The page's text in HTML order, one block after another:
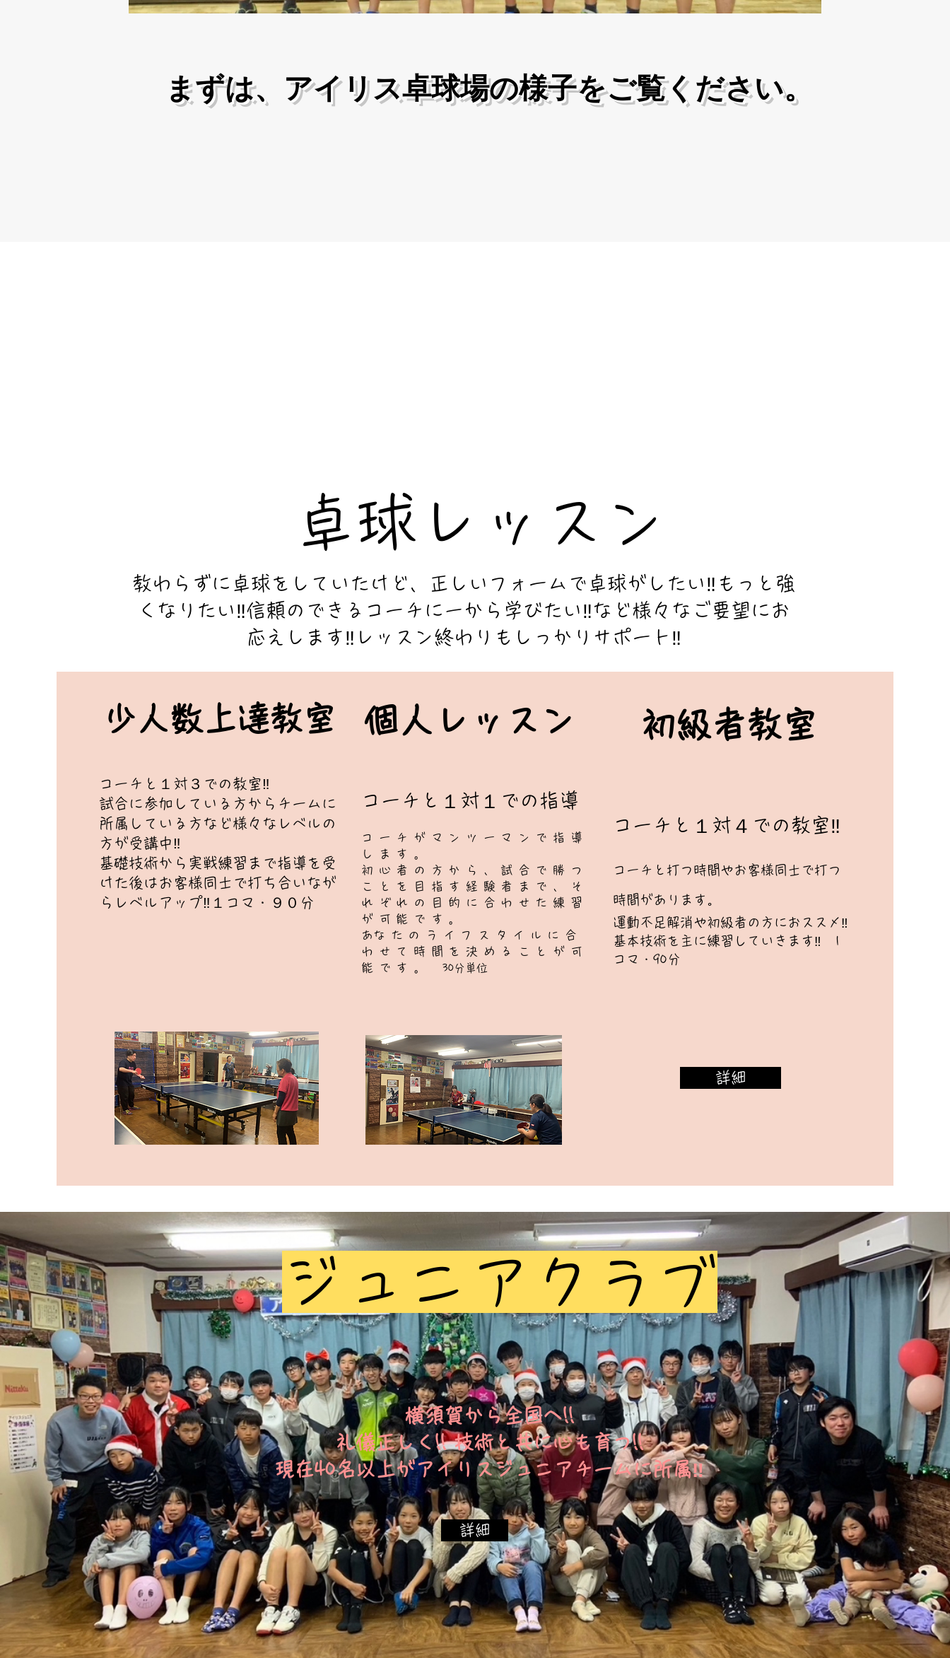
​まずは、アイリス卓球場の様子をご覧ください。
​​卓球レッスン
​教わらずに卓球をしていたけど、正しいフォームで卓球がしたい‼もっと強
くなりたい‼信頼のできるコーチに一から学びたい‼など様々なご要望にお
応えします‼ ​レッスン終わりもしっかりサポート‼
​少人数上達教室
​コーチと１対３での教室‼
試合に参加している方からチームに
所属している方など様々なレベルの
方が受講中‼
​基礎技術から実戦練習まで指導を受
けた後はお客様同士で打ち合いなが
らレベルアップ‼１コマ・９０分
​初級者教室
​​コーチと１対４での教室‼
コーチと打つ時間やお客様同士で打つ
時間があります 。
​運動不足解消や初級者の方におススメ‼
基本技術を主に練習していきます‼​ 1
コマ・90分
詳細
​個人レッスン
​​コーチと１対１での指導
コーチがマンツーマンで指導
します。
初心者の方から、試合で勝つ
ことを目指す経験者まで、そ
れぞれの目的に合わせた練習
が可能です。
​あなたのライフスタイルに合
わせて時間を決めることが可
能です。
30分単位
ジュニアクラブ
横須賀から全国へ!!
礼儀正しく!! 技術と共に心も育つ!!
​​現在40名以上がアイリスジュニアチームに所属‼
詳細
​小1~小6の初級者クラスもスタート‼